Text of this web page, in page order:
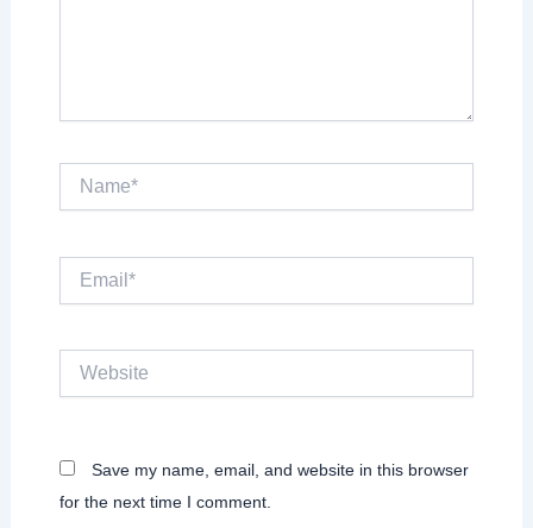
Website
Save my name, email, and website in this browser
for the next time I comment.